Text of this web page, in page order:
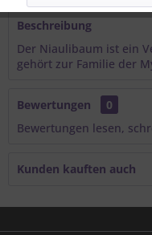
Beschreibung
Der Niaulibaum ist ein
gehört zur Familie der
Bewertungen
0
Bewertungen lesen,
Kunden kauften auch